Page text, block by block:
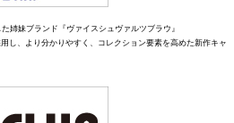
姉妹ブランド『ヴァイスシュヴァルツブラウ』
し、より分かりやすく、コレクション要素を高めた新作キャ